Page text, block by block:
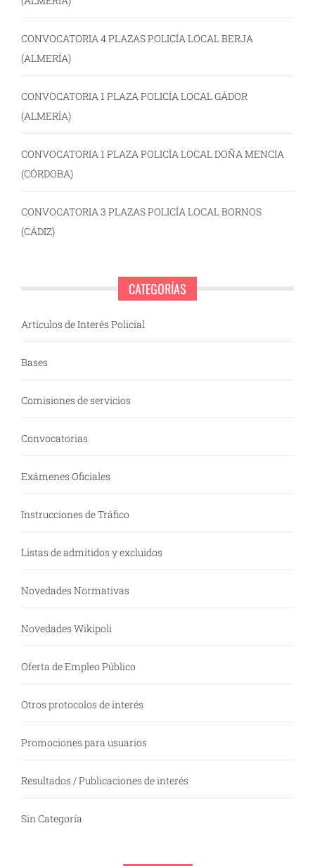
CONVOCATORIA 4 PLAZAS POLICÍA LOCAL BERJA
(ALMERÍA)
CONVOCATORIA 1 PLAZA POLICÍA LOCAL GÁDOR
(ALMERÍA)
CONVOCATORIA 1 PLAZA POLICÍA LOCAL DOÑA MENCIA
(CÓRDOBA)
CONVOCATORIA 3 PLAZAS POLICÍA LOCAL BORNOS
(CÁDIZ)
CATEGORÍAS
Artículos de Interés Policial
Bases
Comisiones de servicios
Convocatorias
Exámenes Oficiales
Instrucciones de Tráfico
Listas de admitidos y excluidos
Novedades Normativas
Novedades Wikipoli
Oferta de Empleo Público
Otros protocolos de interés
Promociones para usuarios
Resultados / Publicaciones de interés
Sin Categoría